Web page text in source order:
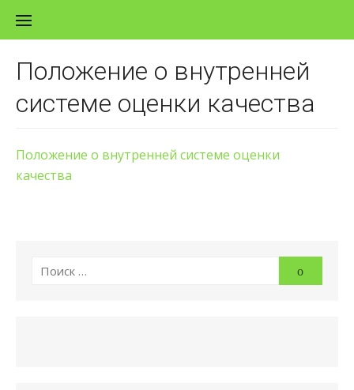
Положение о внутренней
системе оценки качества
Положение о внутренней системе оценки
качества